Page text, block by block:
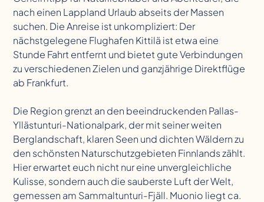
nach einen Lappland Urlaub abseits der Massen
suchen. Die Anreise ist unkompliziert: Der
nächstgelegene Flughafen Kittilä ist etwa eine
Stunde Fahrt entfernt und bietet gute Verbindungen
zu verschiedenen Zielen und ganzjährige Direktflüge
ab Frankfurt.
Die Region grenzt an den beeindruckenden Pallas-
Yllästunturi-Nationalpark, der mit seiner weiten
Berglandschaft, klaren Seen und dichten Wäldern zu
den schönsten Naturschutzgebieten Finnlands zählt.
Hier erwartet euch nicht nur eine unvergleichliche
Kulisse, sondern auch die sauberste Luft der Welt,
gemessen am Sammaltunturi-Fjäll. Muonio liegt ca.